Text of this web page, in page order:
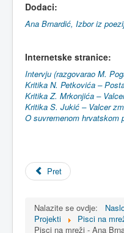
Dodaci:
Ana Brnardić, Izbor iz
Internetske stranice:
Intervju (razgovarao M.
Kritika N. Petkovića –
Kritika Z. Mrkonjića –
Kritika S. Jukić – Valcer
O suvremenom hrvatskom
Pret
Nalazite se ovdje:
Projekti
Pisci na
Pisci na mreži - Ana